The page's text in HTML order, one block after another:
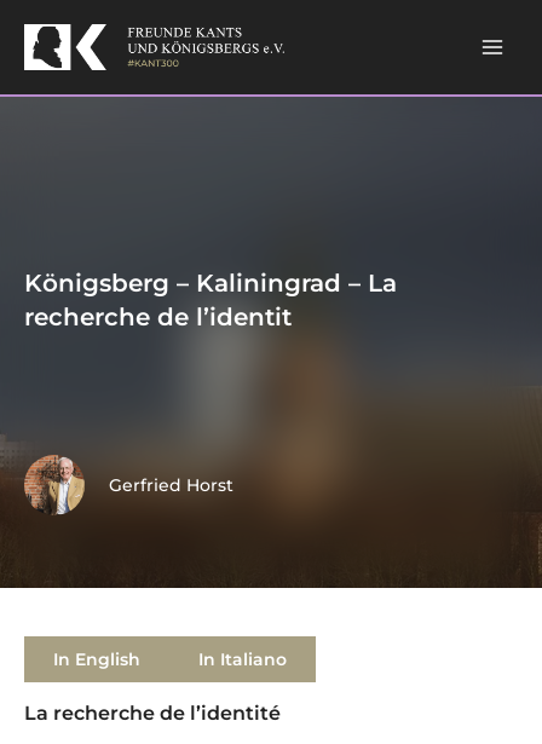
content
Königsberg – Kaliningrad – La
recherche de l’identit
Gerfried Horst
In English In Italiano
La recherche de l’identité